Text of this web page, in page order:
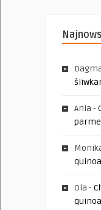
Ania -
quinoa
Ola -
quinoa